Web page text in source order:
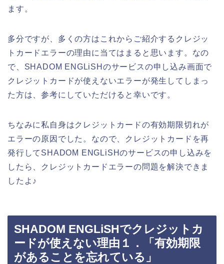
ます。
多分ですが、多くの方はこれからご紹介するクレジッ
トカードエラーの理由に当てはまると思います。なの
で、SHADOM ENGLiSHのサービスの申し込み画面で
クレジットカードが使えないエラーが発生してしまっ
た方は、参考にしていただけると幸いです。
ちなみに私自身はクレジットカードの有効期限切れが
エラーの原因でした。なので、クレジットカードを再
発行してSHADOM ENGLiSHのサービスの申し込みを
したら、クレジットカードエラーの問題を解決できま
したよ♪
SHADOM ENGLiSHでクレジットカ
ードが使えない理由１．「有効期限
があることを忘れている」